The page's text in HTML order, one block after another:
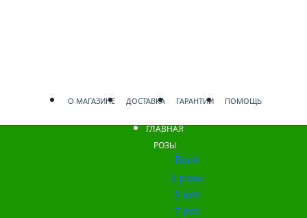
О МАГАЗИНЕ ДОСТАВКА ГАРАНТИИ ПОМОЩЬ
ГЛАВНАЯ
РОЗЫ
Back
3 розы
5 роз
7 роз